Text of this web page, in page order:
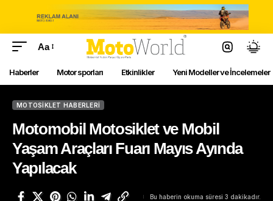
Aa
Haberler Motor sporları Etkinlikler Yeni Modeller ve İncelemeler
MOTOSIKLET HABERLERI
Motomobil Motosiklet ve Mobil
Yaşam Araçları Fuarı Mayıs Ayında
Yapılacak
Bu haberin okuma süresi 3 dakikadır.